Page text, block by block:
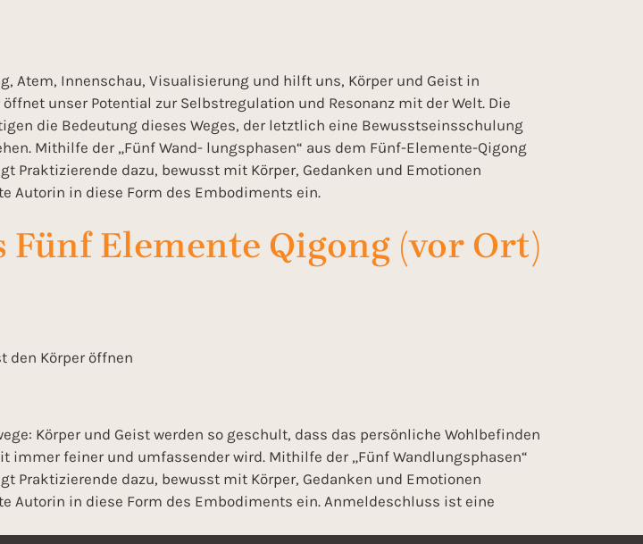
Atem, Innenschau, Visualisierung und hilft uns, Körper und Geist in
unser Potential zur Selbstregulation und Resonanz mit der Welt. Die
die Bedeutung dieses Weges, der letztlich eine Bewusstseinsschulung
Mithilfe der „Fünf Wand- lungsphasen“ aus dem Fünf-Elemente-Qigong
dazu, bewusst mit Körper, Gedanken und Emotionen
Autorin in diese Form des Embodiments ein.
Elemente Qigong (vor Ort)
den Körper öffnen
Körper und Geist werden so geschult, dass das persönliche Wohlbefinden
feiner und umfassender wird. Mithilfe der „Fünf Wandlungsphasen“
dazu, bewusst mit Körper, Gedanken und Emotionen
in diese Form des Embodiments ein. Anmeldeschluss ist eine